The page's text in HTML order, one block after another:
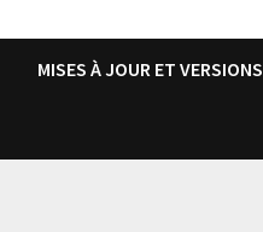
MISES À JOUR ET VERSIONS